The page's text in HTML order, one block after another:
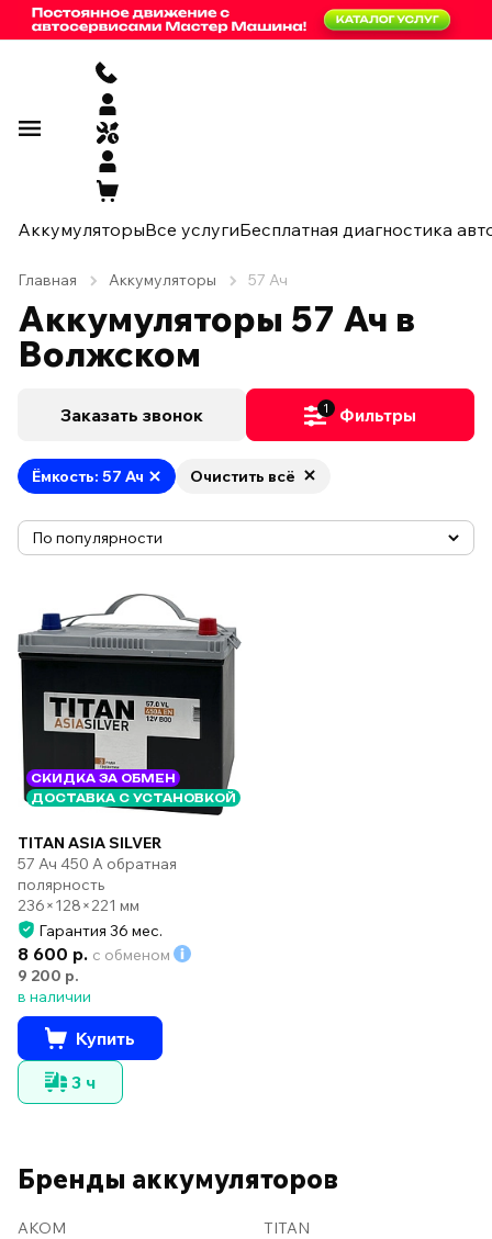
АккумуляторыВсе услугиБесплатная диагностика
Главная Аккумуляторы 57 Ач
Аккумуляторы 57 Ач в
Волжском
Заказать звонок 1 Фильтры
Ёмкость: 57 Ач Очистить всё
СКИДКА ЗА ОБМЕН
ДОСТАВКА С УСТАНОВКОЙ
TITAN ASIA SILVER
57 Ач 450 А обратная
полярность
236×128×221 мм
Гарантия 36 мес.
8 600 р. с обменом
9 200 р.
в наличии
Купить
3 ч
Бренды аккумуляторов
AKOM
TITAN